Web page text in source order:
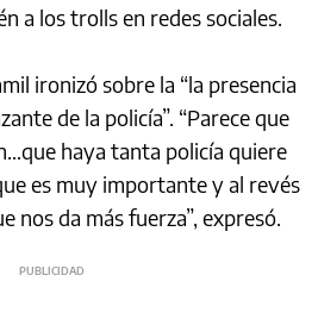
a los trolls en redes sociales.
ironizó sobre la “la presencia
de la policía”. “Parece que
haya tanta policía quiere
es muy importante y al revés
nos da más fuerza”, expresó.